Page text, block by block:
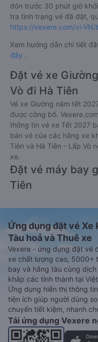
đón trước 30 phút giờ
tra tình trạng vé đã đặt,
https://vexere.com/vi-
Xem hướng dẫn chi tiết
đây .
Đặt vé xe
Vò đi Hà Tiên
Vé xe Giường nằm tết
được công bố.
thông tin vé xe Tết 2027
bán vé của các hãng xe
Tiên và Hà Tiên - Lấp Vò
xe.
Đặt vé máy bay
Tiên
Ứng dụng đặt vé Xe
Tàu hoả và Thuê xe
Vexere - ứng dụng đặt vé
xe chất lượng cao, 5000+
bay và hãng tàu cùng
khắp các tỉnh thành tại
Ứng dụng hiển thị thông
tiện ích giúp người dùng
chuyển tiết kiệm, nhanh
Tải ứng dụng Vexere